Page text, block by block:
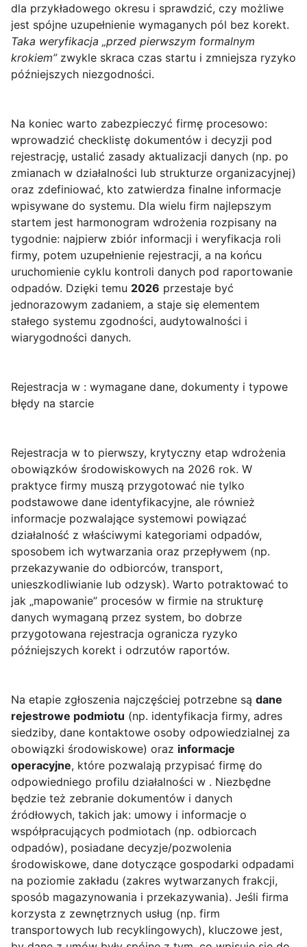
dla przykładowego okresu i sprawdzić, czy możliwe
jest spójne uzupełnienie wymaganych pól bez korekt.
Taka weryfikacja „przed pierwszym formalnym
krokiem”zwykle skraca czas startu i zmniejsza ryzyko
późniejszych niezgodności.
Na koniec warto zabezpieczyć firmę procesowo:
wprowadzić checklistę dokumentów i decyzji pod
rejestrację, ustalić zasady aktualizacji danych (np. po
zmianach w działalności lub strukturze organizacyjnej)
oraz zdefiniować, kto zatwierdza finalne informacje
wpisywane do systemu. Dla wielu firm najlepszym
startem jest harmonogram wdrożenia rozpisany na
tygodnie: najpierw zbiór informacji i weryfikacja roli
firmy, potem uzupełnienie rejestracji, a na końcu
uruchomienie cyklu kontroli danych pod raportowanie
odpadów. Dzięki temu 2026 przestaje być
jednorazowym zadaniem, a staje się elementem
stałego systemu zgodności, audytowalności i
wiarygodności danych.
Rejestracja w : wymagane dane, dokumenty i typowe
błędy na starcie
Rejestracja w to pierwszy, krytyczny etap wdrożenia
obowiązków środowiskowych na 2026 rok. W
praktyce firmy muszą przygotować nie tylko
podstawowe dane identyfikacyjne, ale również
informacje pozwalające systemowi powiązać
działalność z właściwymi kategoriami odpadów,
sposobem ich wytwarzania oraz przepływem (np.
przekazywanie do odbiorców, transport,
unieszkodliwianie lub odzysk). Warto potraktować to
jak „mapowanie” procesów w firmie na strukturę
danych wymaganą przez system, bo dobrze
przygotowana rejestracja ogranicza ryzyko
późniejszych korekt i odrzutów raportów.
Na etapie zgłoszenia najczęściej potrzebne są dane
rejestrowe podmiotu (np. identyfikacja firmy, adres
siedziby, dane kontaktowe osoby odpowiedzialnej za
obowiązki środowiskowe) oraz informacje
operacyjne, które pozwalają przypisać firmę do
odpowiedniego profilu działalności w . Niezbędne
będzie też zebranie dokumentów i danych
źródłowych, takich jak: umowy i informacje o
współpracujących podmiotach (np. odbiorcach
odpadów), posiadane decyzje/pozwolenia
środowiskowe, dane dotyczące gospodarki odpadami
na poziomie zakładu (zakres wytwarzanych frakcji,
sposób magazynowania i przekazywania). Jeśli firma
korzysta z zewnętrznych usług (np. firm
transportowych lub recyklingowych), kluczowe jest,